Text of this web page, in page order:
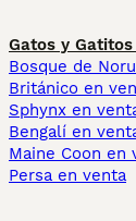
Gatos y
Bosque de
Británico en
Sphynx en
Bengalí en
Maine Coon en
Persa en venta